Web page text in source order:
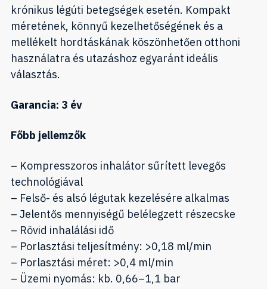
krónikus légúti betegségek esetén. Kompakt
méretének, könnyű kezelhetőségének és a
mellékelt hordtáskának köszönhetően otthoni
használatra és utazáshoz egyaránt ideális
választás.
Garancia: 3 év
Főbb jellemzők
– Kompresszoros inhalátor sűrített levegős
technológiával
– Felső- és alsó légutak kezelésére alkalmas
– Jelentős mennyiségű belélegzett részecske
– Rövid inhalálási idő
– Porlasztási teljesítmény: >0,18 ml/min
– Porlasztási méret: >0,4 ml/min
– Üzemi nyomás: kb. 0,66–1,1 bar